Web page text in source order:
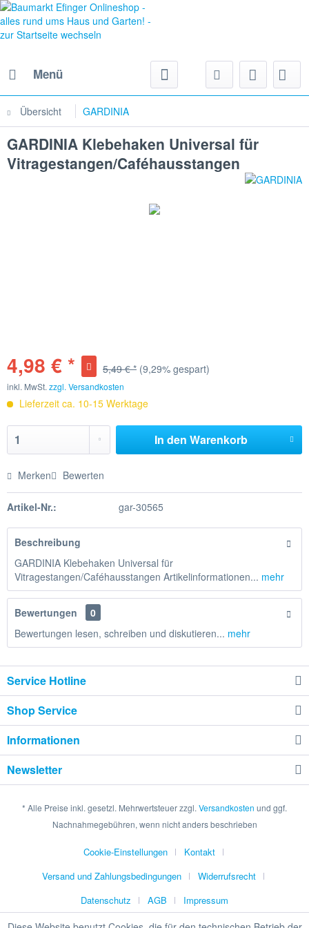
Menü
Übersicht GARDINIA
GARDINIA Klebehaken Universal für
Vitragestangen/Caféhausstangen
4,98 € * 5,49 € * (9,29% gespart)
inkl. MwSt. zzgl. Versandkosten
Lieferzeit ca. 10-15 Werktage
In den Warenkorb
Merken Bewerten
Artikel-Nr.: gar-30565
Beschreibung
GARDINIA Klebehaken Universal für
Vitragestangen/Caféhausstangen Artikelinformationen... mehr
Bewertungen
0
Bewertungen lesen, schreiben und diskutieren... mehr
Service Hotline
Shop Service
Informationen
Newsletter
* Alle Preise inkl. gesetzl. Mehrwertsteuer zzgl. Versandkosten und ggf.
Nachnahmegebühren, wenn nicht anders beschrieben
Cookie-Einstellungen
Kontakt
Versand und Zahlungsbedingungen
Widerrufsrecht
Datenschutz
AGB Impressum